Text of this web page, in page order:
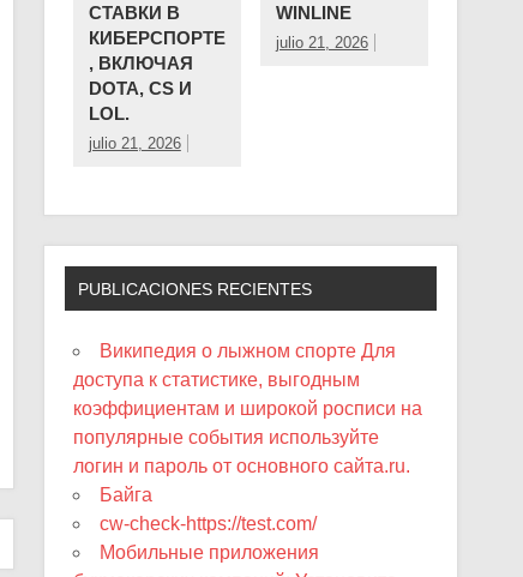
СТАВКИ В
КИБЕРСПОРТЕ
, ВКЛЮЧАЯ
DOTA, CS И
LOL.
julio 21, 2026
WINLINE
julio 21, 2026
PUBLICACIONES RECIENTES
Википедия о лыжном спорте Для
доступа к статистике, выгодным
коэффициентам и широкой росписи на
популярные события используйте
логин и пароль от основного сайта.ru.
Байга
cw-check-https://test.com/
Мобильные приложения